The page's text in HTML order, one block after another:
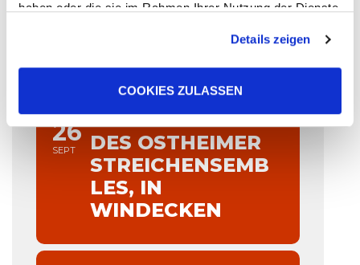
haben oder die sie im Rahmen Ihrer Nutzung der Dienste
Cookies, wenn Sie unsere Webseite weiterhin nutzen.
Details zeigen
COOKIES ZULASSEN
SA
26
SEPT
HERBSTKONZERT
DES OSTHEIMER
STREICHENSEMB
LES, IN
WINDECKEN